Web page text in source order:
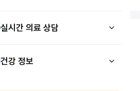
실시간 의료 상담
건강 정보